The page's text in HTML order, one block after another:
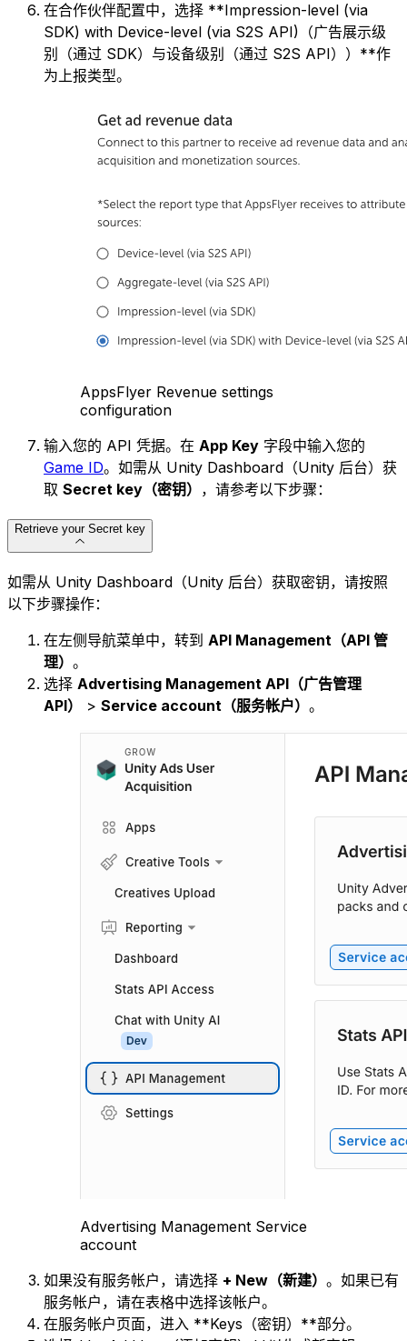
在合作伙伴配置中，选择 **Impression-level (via
SDK) with Device-level (via S2S API)（广告展示级
别（通过 SDK）与设备级别（通过 S2S API））**作
为上报类型。
AppsFlyer Revenue settings
configuration
输入您的 API 凭据。在 App Key 字段中输入您的
Game ID。如需从 Unity Dashboard（Unity 后台）获
取 Secret key（密钥） ，请参考以下步骤：
Retrieve your Secret key
如需从 Unity Dashboard（Unity 后台）获取密钥，请按照
以下步骤操作：
在左侧导航菜单中，转到 API Management（API 管
理） 。
选择 Advertising Management API（广告管理
API）
> Service account（服务帐户） 。
Advertising Management Service
account
如果没有服务帐户，请选择 + New（新建） 。如果已有
服务帐户，请在表格中选择该帐户。
在服务帐户页面，进入 **Keys（密钥）**部分。